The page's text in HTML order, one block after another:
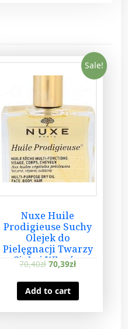
Sale!
Nuxe Huile
Prodigieuse Suchy
Olejek do
Pielęgnacji Twarzy
Ciała i Włosów
100ml
70,40zł 70,39zł
Add to cart